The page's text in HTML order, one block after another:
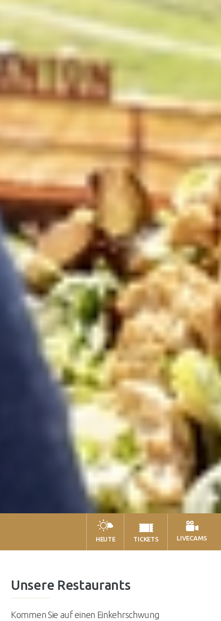
LIVECAMS
TICKETS
HEUTE
Unsere Restaurants
Kommen Sie auf einen Einkehrschwung